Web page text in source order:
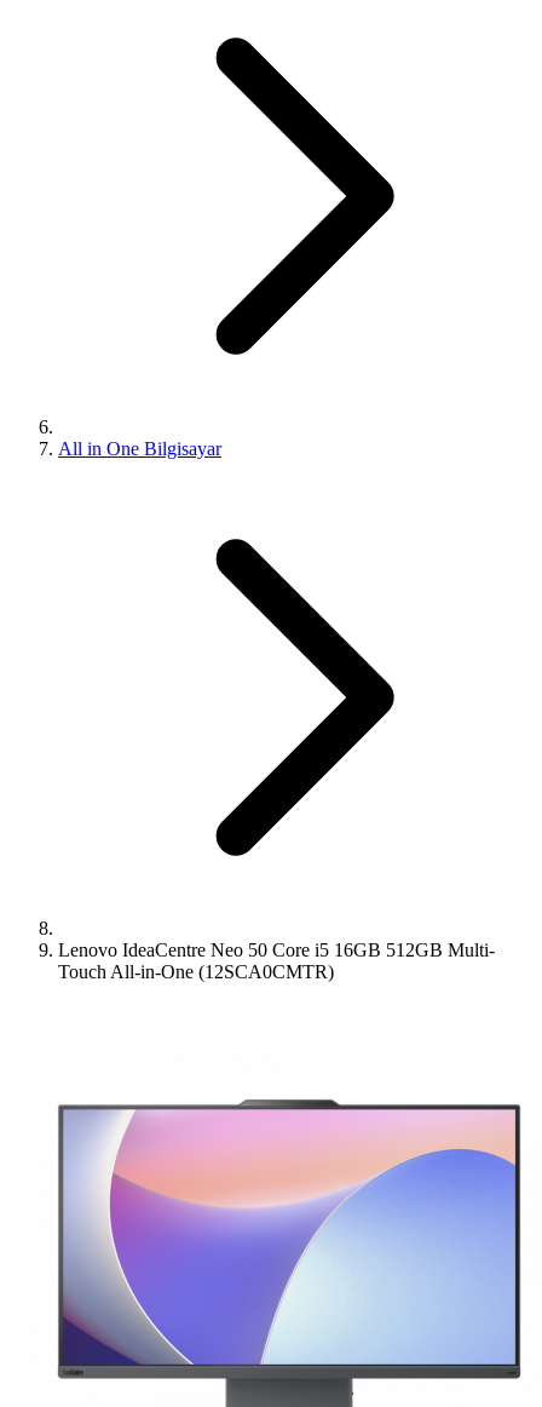
All in One Bilgisayar
Lenovo IdeaCentre Neo 50 Core i5 16GB 512GB Multi-
Touch All-in-One (12SCA0CMTR)